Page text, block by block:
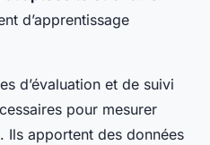
d’apprentissage
d’évaluation et de suivi
pour mesurer
Ils apportent des données